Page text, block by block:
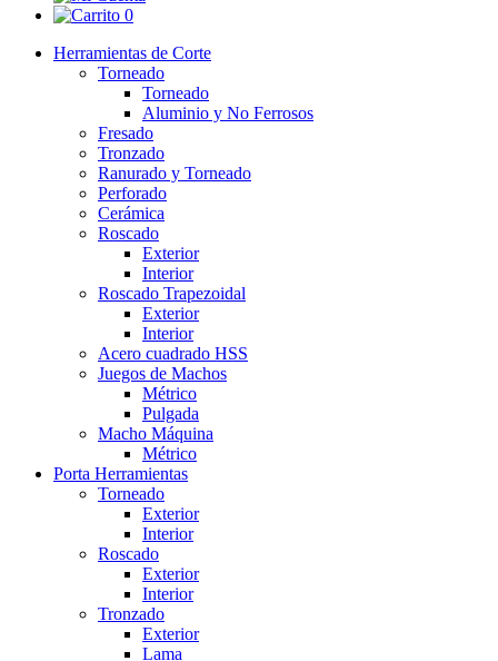
0
Herramientas de Corte
Torneado
Torneado
Aluminio y No Ferrosos
Fresado
Tronzado
Ranurado y Torneado
Perforado
Cerámica
Roscado
Exterior
Interior
Roscado Trapezoidal
Exterior
Interior
Acero cuadrado HSS
Juegos de Machos
Métrico
Pulgada
Macho Máquina
Métrico
Porta Herramientas
Torneado
Exterior
Interior
Roscado
Exterior
Interior
Tronzado
Exterior
Lama